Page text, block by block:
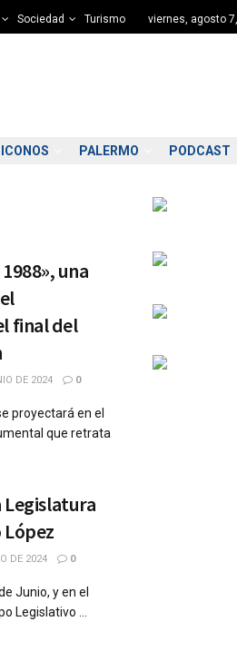
Sociedad Turismo viernes, agosto
ICONOS PALERMO PODCAST
una
final del
DE 2024 0
proyectará en el
que retrata
Legislatura
López
DE 2024 0
Junio, y en el
Legislativo ...